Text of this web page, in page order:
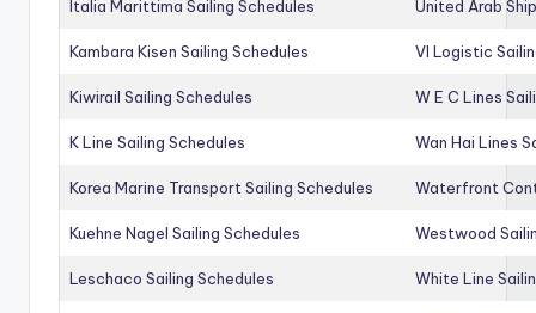
Italia Marittima Sailing Schedules United Arab
Kambara Kisen Sailing Schedules Vl Logistic
Kiwirail Sailing Schedules W E C Lines
K Line Sailing Schedules Wan Hai Lines
Korea Marine Transport Sailing Schedules Waterfront
Kuehne Nagel Sailing Schedules Westwood
Leschaco Sailing Schedules White Line